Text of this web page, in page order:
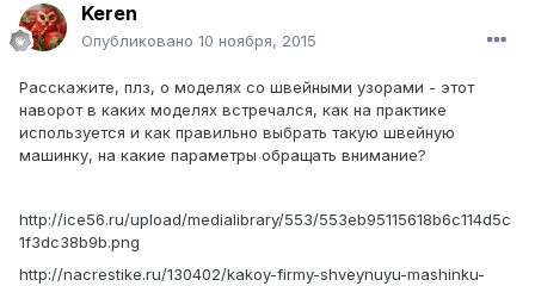
Keren
Опубликовано 10 ноября, 2015
Расскажите, плз, о моделях со швейными узорами - этот
наворот в каких моделях встречался, как на практике
используется и как правильно выбрать такую швейную
машинку, на какие параметры обращать внимание?
http://ice56.ru/upload/medialibrary/553/553eb95115618b6c114d5c
1f3dc38b9b.png
http://nacrestike.ru/130402/kakoy-firmy-shveynuyu-mashinku-